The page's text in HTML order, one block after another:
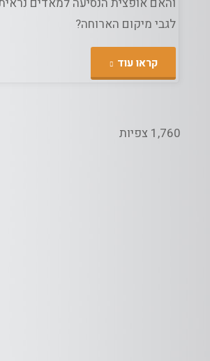
לגבי מיקום הארוחה?
קראו עוד
1,760 צפיות